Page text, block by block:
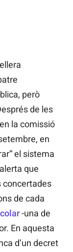
però
de les
la comissió
en
el sistema
que
concertades
de cada
-una de
En aquesta
d’un decret